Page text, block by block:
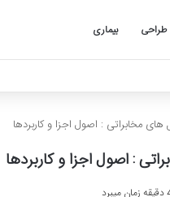
طراحی بیماری
مخابراتی : اصول اجزا و کاربردها
: اصول اجزا و کاربردها